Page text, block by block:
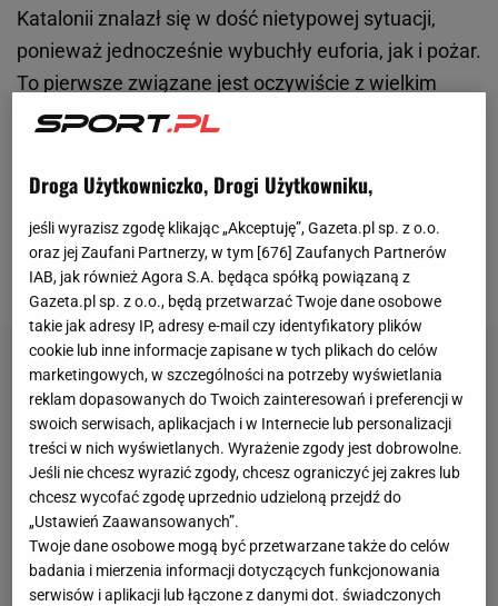
Katalonii znalazł się w dość nietypowej sytuacji,
ponieważ jednocześnie wybuchły euforia, jak i pożar.
To pierwsze związane jest oczywiście z wielkim
zwycięstwem odniesionym dodatkowo na
Roberta Lewandowskiego (a byłby hattrick, gdyby
Hansi Flick jak dotąd skutecznie przywraca piękno
do Barcelony.
Droga Użytkowniczko, Drogi Użytkowniku,
jeśli wyrazisz zgodę klikając „Akceptuję”, Gazeta.pl sp. z o.o.
oraz jej Zaufani Partnerzy, w tym [676] Zaufanych Partnerów
IAB, jak również Agora S.A. będąca spółką powiązaną z
Gazeta.pl sp. z o.o., będą przetwarzać Twoje dane osobowe
takie jak adresy IP, adresy e-mail czy identyfikatory plików
cookie lub inne informacje zapisane w tych plikach do celów
marketingowych, w szczególności na potrzeby wyświetlania
reklam dopasowanych do Twoich zainteresowań i preferencji w
swoich serwisach, aplikacjach i w Internecie lub personalizacji
treści w nich wyświetlanych. Wyrażenie zgody jest dobrowolne.
Jeśli nie chcesz wyrazić zgody, chcesz ograniczyć jej zakres lub
chcesz wycofać zgodę uprzednio udzieloną przejdź do
„Ustawień Zaawansowanych”.
Twoje dane osobowe mogą być przetwarzane także do celów
badania i mierzenia informacji dotyczących funkcjonowania
serwisów i aplikacji lub łączone z danymi dot. świadczonych